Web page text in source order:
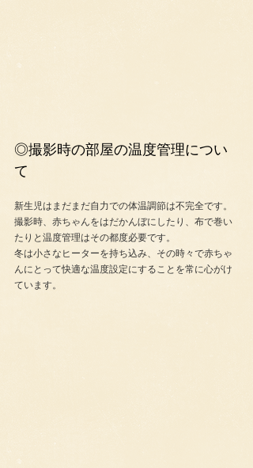
◎撮影時の部屋の温度管理につい
て
新生児はまだまだ自力での体温調節は不完全です。
撮影時、赤ちゃんをはだかんぼにしたり、布で巻い
たりと温度管理はその都度必要です。
冬は小さなヒーターを持ち込み、その時々で赤ちゃ
んにとって快適な温度設定にすることを常に心がけ
ています。